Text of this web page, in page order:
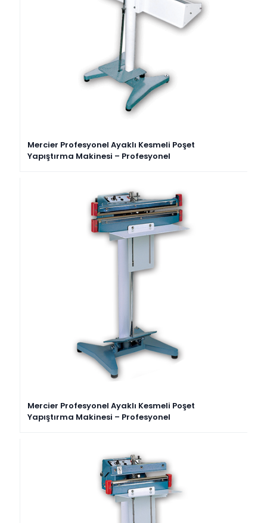
Mercier Profesyonel Ayaklı Kesmeli Poşet
Yapıştırma Makinesi – Profesyonel
Mercier Profesyonel Ayaklı Kesmeli Poşet
Yapıştırma Makinesi – Profesyonel